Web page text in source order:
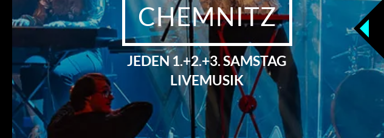
CHEMNITZ
JEDEN 1.+2.+3. SAMSTAG
LIVEMUSIK